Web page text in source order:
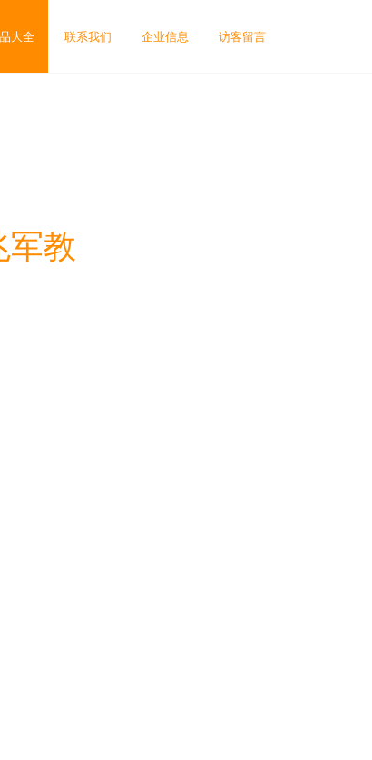
大全 联系我们 企业信息 访客留言
军教